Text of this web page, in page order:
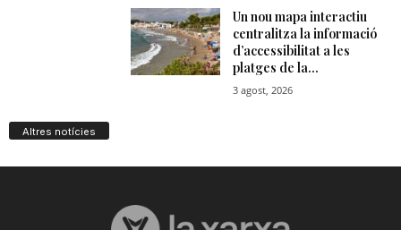
Altres notícies